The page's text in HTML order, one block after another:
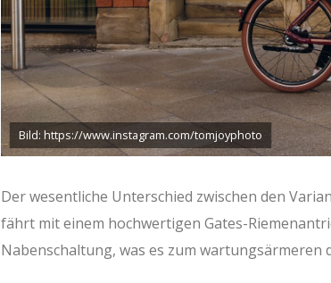
Bild: https://www.instagram.com/tomjoyphoto
Der wesentliche Unterschied zwischen den
fährt mit einem hochwertigen Gates-
Nabenschaltung, was es zum wartungsärmeren